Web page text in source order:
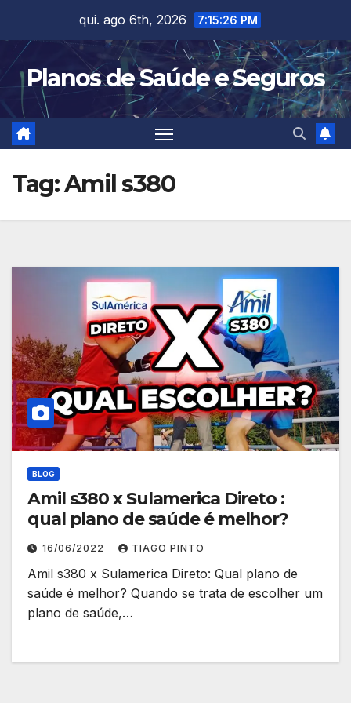
content
qui. ago 6th, 2026 7:15:26 PM
Planos de Saúde e Seguros
Tag:Amil s380
BLOG
Amil s380 x Sulamerica Direto :
qual plano de saúde é melhor?
16/06/2022 TIAGO PINTO
Amil s380 x Sulamerica Direto: Qual plano de
saúde é melhor? Quando se trata de escolher um
plano de saúde,…